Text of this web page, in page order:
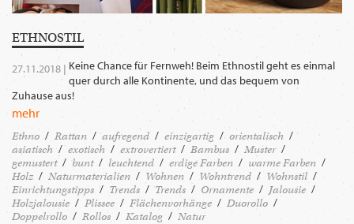
ETHNO­STIL
27.11.2018 | Keine Chance für Fernweh! Beim Ethnostil geht es einmal
quer durch alle Kontinente, und das bequem von
Zuhause aus!
mehr
Ethno Rattan aufregend einzigartig
orientalisch
asiatisch
exotisch extrovertiert Bambus
Muster
gemustert
bunt leuchtend erdige Farben
warme Farben
Holz
Naturmaterialien Wohnen Wohntrend
Wohnstil
Einrichtungstipps
Trends Trends Ornamente
Jalousie
Holzjalousie
Plissee Flächenvorhänge
Duorollo
Doppelrollo
Rollos Katalog Natur